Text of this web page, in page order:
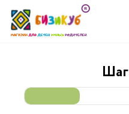
Каталог
Шаг